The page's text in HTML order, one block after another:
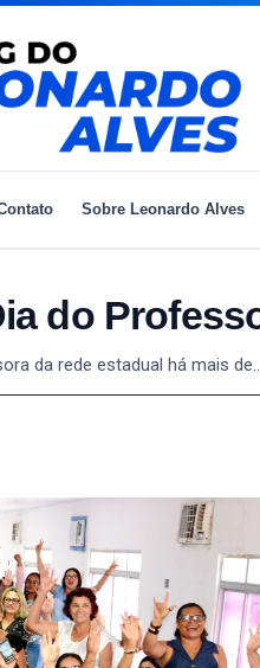
Sobre Leonardo Alves
do
da rede estadual há mais